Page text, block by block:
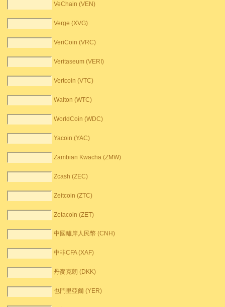
VeChain (VEN)
Verge (XVG)
VeriCoin (VRC)
Veritaseum (VERI)
Vertcoin (VTC)
Walton (WTC)
WorldCoin (WDC)
Yacoin (YAC)
Zambian Kwacha (ZMW)
Zcash (ZEC)
Zeitcoin (ZTC)
Zetacoin (ZET)
中國離岸人民幣 (CNH)
中非CFA (XAF)
丹麥克朗 (DKK)
也門里亞爾 (YER)